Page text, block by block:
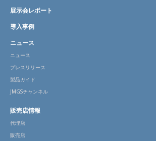
展示会レポート
導入事例
ニュース
ニュース
プレスリリース
製品ガイド
JMGSチャンネル
販売店情報
代理店
販売店